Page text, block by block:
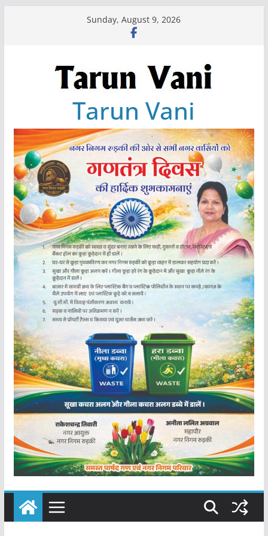
Sunday, August 9, 2026
Tarun Vani